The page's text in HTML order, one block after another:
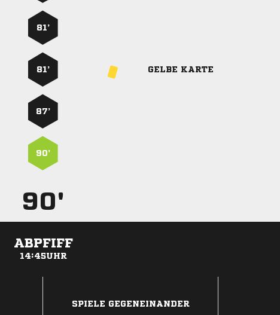
81’
81’ GELBE KARTE
87’
90’
90'
ABPFIFF
14:45UHR
SPIELE GEGENEINANDER